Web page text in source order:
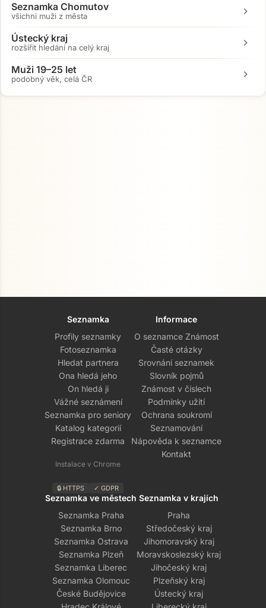
Seznamka Chomutov
všichni muži z města chevron_right
Ústecký kraj
rozšířit hledání na celý kraj chevron_right
Muži 19–25 let
podobný věk, celá ČR chevron_right
Seznamka
Profily seznamky
Fotoseznamka
Hledat partnera
Ona hledá jeho
On hledá ji
Vážné seznámení
Seznamka pro seniory
Katalog kategorií
Registrace zdarma
Instalace v Chrome
🔒 HTTPS ✓ GDPR
Informace
O seznamce Známost
Časté otázky
Srovnání seznamek
Slovník pojmů
Známost v číslech
Podmínky užití
Ochrana soukromí
Seznamování
Nápověda k seznamce
Kontakt
Seznamka ve městech
Seznamka Praha
Seznamka Brno
Seznamka Ostrava
Seznamka Plzeň
Seznamka Liberec
Seznamka Olomouc
České Budějovice
Seznamka v krajích
Praha
Středočeský kraj
Jihomoravský kraj
Moravskoslezský kraj
Jihočeský kraj
Plzeňský kraj
Ústecký kraj